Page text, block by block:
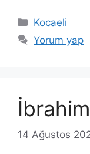
Kategoriler
Kocaeli
Yorum yap
14 Ağustos